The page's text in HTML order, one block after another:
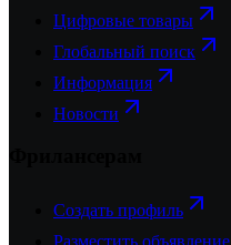
Цифровые товары
Глобальный поиск
Информация
Новости
Создать профиль
Разместить объявление